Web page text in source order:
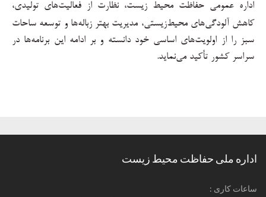
اداره عمومی حفاظت محیط زیست، نظارت از فعالیت‌های تولیدی،
کاهش آلودگی‌های محیط‌زیستی، مدیریت بهتر زباله‌ها و توسعه ساحات
سبز را از اولویت‌های اساسی خود دانسته و بر ادامه این برنامه‌ها در
سراسر کشور تأکید می‌نماید.
اداره ملی حفاظت محیط زیست
: ساعات کاری